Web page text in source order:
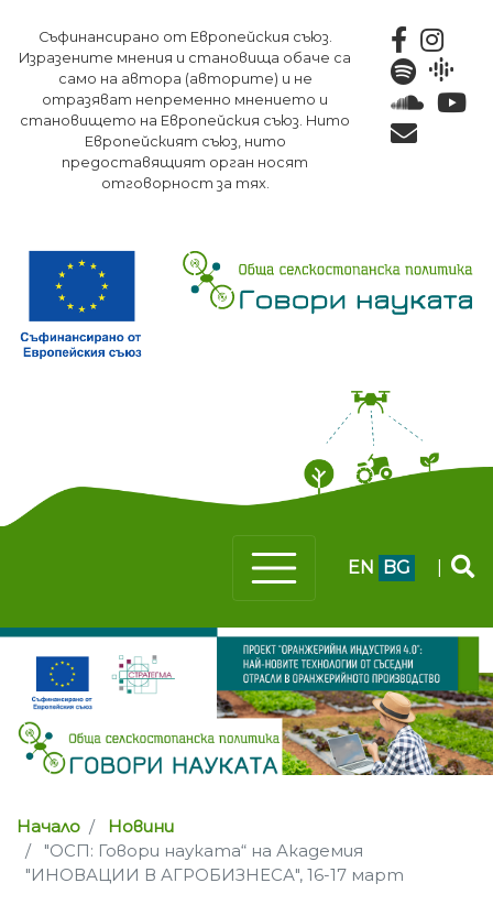
към
основното
съдържание
Съфинансирано от Европейския съюз.
Изразените мнения и становища обаче са
само на автора (авторите) и не
отразяват непременно мнението и
становището на Европейския съюз. Нито
Европейският съюз, нито
предоставящият орган носят
отговорност за тях.
EN BG
Начало
Новини
"ОСП: Говори науката“ на Академия
"ИНОВАЦИИ В АГРОБИЗНЕСА", 16-17 март